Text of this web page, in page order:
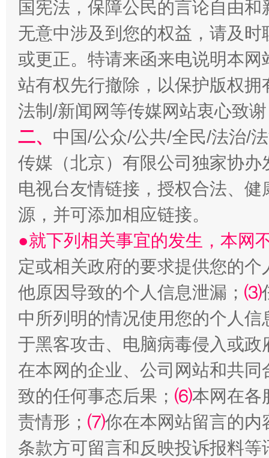
受贿1.44亿！段成刚被判无期 从幼
全民健身五年计划来了！等你上场
国宪法，保障公民的言论自由
无意中涉及到您的权益，请及
或更正。特请来函来电说明本
站有权先行撤除，以保护版权
法制/新闻网等传媒网站衷心致
二、 中国/公众/公共/全民/法治/
传媒（北京）有限公司独家协
电视台友情链接，授权合法、
源，并可添加相应链接。
●就下列相关事宜的发生，本网
定或相关政府的要求提供您的个
他原因导致的个人信息泄漏； ⑶
中所列明的情况使用您的个人
于黑客攻击、电脑病毒侵入或
在本网的企业、公司网站和共
致的任何事态后果； ⑹本网在各
责情形； ⑺你在本网站留言的内
条款方可留言和反映投诉报料